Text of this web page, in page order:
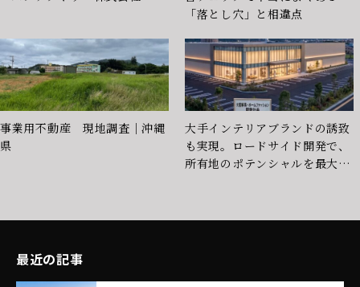
「落とし穴」と相違点
事業用不動産 現地調査｜沖縄
県
大手インテリアブランドの誘致
も実現。ロードサイド開発で、
所有地のポテンシャルを最大化
最近の記事